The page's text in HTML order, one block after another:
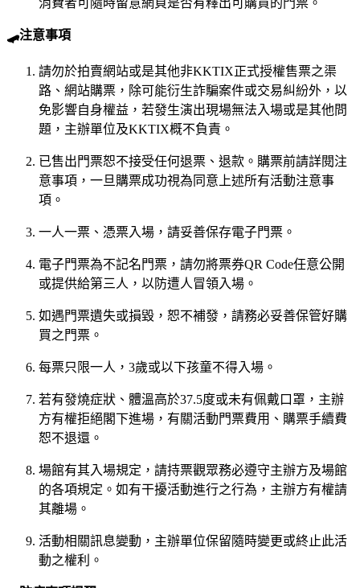
🛹注意事項
請勿於拍賣網站或是其他非KKTIX正式授權售票之渠
路、網站購票，除可能衍生詐騙案件或交易糾紛外，以
免影響自身權益，若發生演出現場無法入場或是其他問
題，主辦單位及KKTIX概不負責。
已售出門票恕不接受任何退票、退款。購票前請詳閱注
意事項，一旦購票成功視為同意上述所有活動注意事
項。
一人一票、憑票入場，請妥善保存電子門票。
電子門票為不記名門票，請勿將票券QR Code任意公開
或提供給第三人，以防遭人冒領入場。
如遇門票遺失或損毀，恕不補發，請務必妥善保管好購
買之門票。
每票只限一人，3歲或以下孩童不得入場。
若有發燒症狀、體溫高於37.5度或未有佩戴口罩，主辦
方有權拒絕閣下進場，有關活動門票費用、購票手續費
恕不退還。
場館有其入場規定，請持票觀眾務必遵守主辦方及場館
的各項規定。如有干擾活動進行之行為，主辦方有權請
其離場。
活動相關訊息變動，主辦單位保留隨時變更或終止此活
動之權利。